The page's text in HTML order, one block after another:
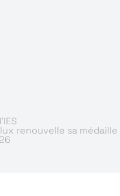
renouvelle sa